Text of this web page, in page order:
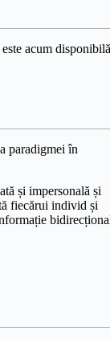
acum
paradigmei în
și impersonală și
fiecărui individ și